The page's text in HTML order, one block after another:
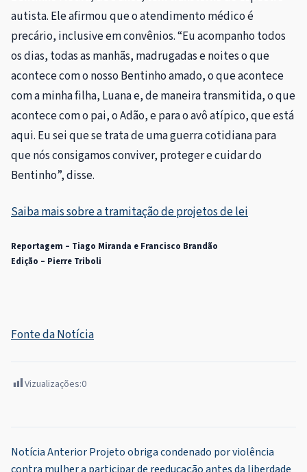
autista. Ele afirmou que o atendimento médico é
precário, inclusive em convênios. “Eu acompanho todos
os dias, todas as manhãs, madrugadas e noites o que
acontece com o nosso Bentinho amado, o que acontece
com a minha filha, Luana e, de maneira transmitida, o que
acontece com o pai, o Adão, e para o avô atípico, que está
aqui. Eu sei que se trata de uma guerra cotidiana para
que nós consigamos conviver, proteger e cuidar do
Bentinho”, disse.
Saiba mais sobre a tramitação de projetos de lei
Reportagem – Tiago Miranda e Francisco Brandão
Edição – Pierre Triboli
Fonte da Notícia
Vizualizações:0
Navegação
Notícia AnteriorProjeto obriga condenado por violência